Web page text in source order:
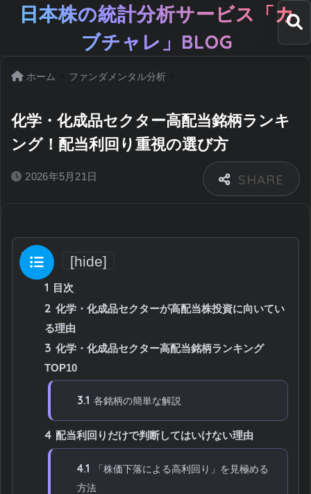
日本株の統計分析サービス「カ
ブチャレ」BLOG
ホーム ファンダメンタル分析
化学・化成品セクター高配当銘柄ランキ
ング！配当利回り重視の選び方
2026年5月21日
目次 [hide]
1 目次
2 化学・化成品セクターが高配当株投資に向いてい
る理由
3 化学・化成品セクター高配当銘柄ランキング
TOP10
3.1 各銘柄の簡単な解説
4 配当利回りだけで判断してはいけない理由
4.1
「株価下落による高利回り」を見極める
方法